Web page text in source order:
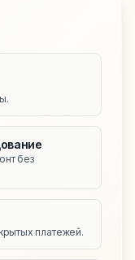
без
платежей.